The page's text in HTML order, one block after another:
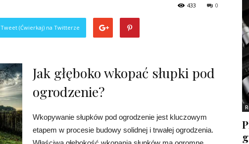
0
433
Tweet (Ćwierkaj) na Twitterze
Jak głęboko wkopać słupki pod
ogrodzenie?
Wkopywanie słupków pod ogrodzenie jest kluczowym
etapem w procesie budowy solidnej i trwałej ogrodzenia.